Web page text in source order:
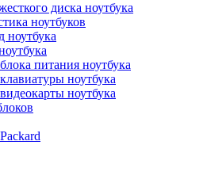
диска ноутбука
ноутбуков
ноутбука
питания ноутбука
ноутбука
ноутбука